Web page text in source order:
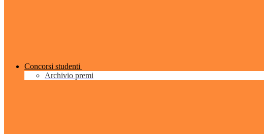
Concorsi studenti
Archivio premi